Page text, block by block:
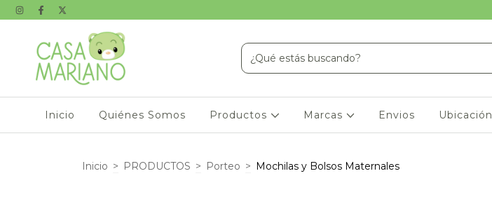
Inicio Quiénes Somos Productos Marcas Envios Ubicación
Inicio > PRODUCTOS > Porteo > Mochilas y Bolsos Maternales